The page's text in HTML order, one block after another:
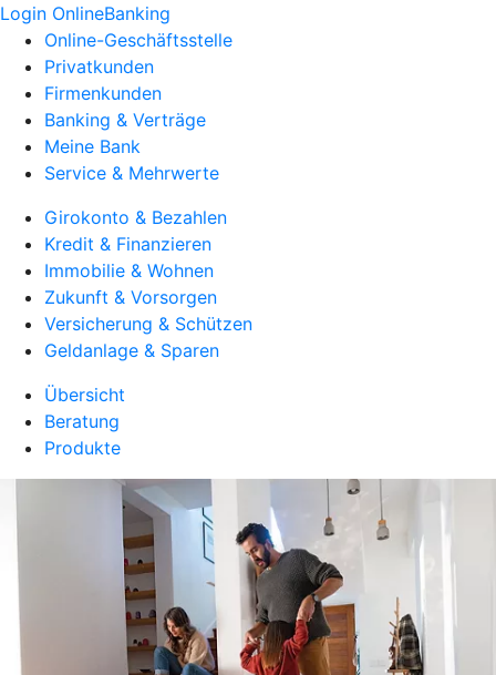
Login OnlineBanking
Online-Geschäftsstelle
Privatkunden
Firmenkunden
Banking & Verträge
Meine Bank
Service & Mehrwerte
Girokonto & Bezahlen
Kredit & Finanzieren
Immobilie & Wohnen
Zukunft & Vorsorgen
Versicherung & Schützen
Geldanlage & Sparen
Übersicht
Beratung
Produkte